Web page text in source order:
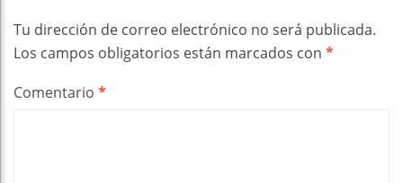
Tu dirección de correo electrónico no será publicada.
Los campos obligatorios están marcados con *
Comentario *